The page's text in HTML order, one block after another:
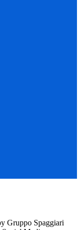
Gruppo Spaggiari